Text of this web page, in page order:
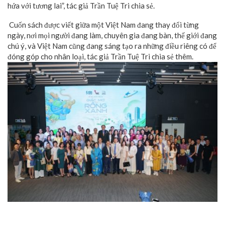
hứa với tương lai”, tác giả Trần Tuệ Tri chia sẻ.
Cuốn sách được viết giữa một Việt Nam đang thay đổi từng
ngày, nơi mọi người đang làm, chuyên gia đang bàn, thế giới đang
chú ý, và Việt Nam cũng đang sáng tạo ra những điều riêng có để
đóng góp cho nhân loại, tác giả Trần Tuệ Tri chia sẻ thêm.